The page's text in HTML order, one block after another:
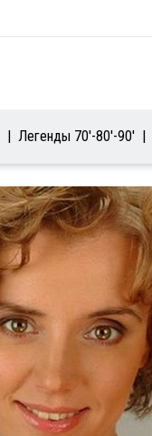
Легенды 70′-80′-90′